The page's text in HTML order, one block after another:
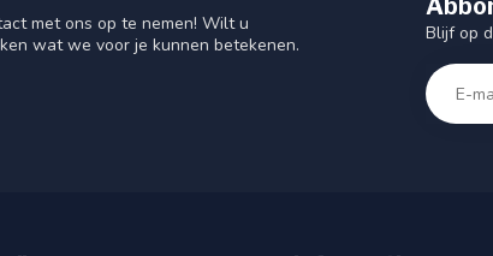
met ons op te nemen! Wilt u
wat we voor je kunnen betekenen.
Blijf op